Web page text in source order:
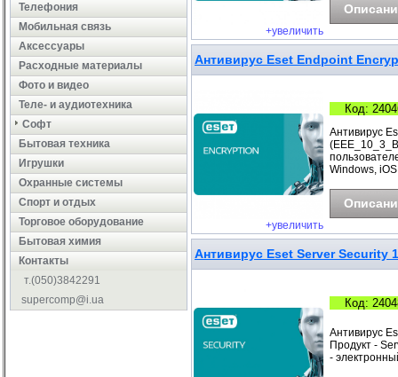
Телефония
Мобильная связь
Аксессуары
Расходные материалы
Фото и видео
Теле- и аудиотехника
Софт
Бытовая техника
Игрушки
Охранные системы
Cпорт и отдых
Торговое оборудование
Бытовая химия
Контакты
т.(050)3842291
supercomp@i.ua
+увеличить
Антивирус Eset Endpoint
+увеличить
Код:
Антивирус
Windows,
Антивирус Eset Server Security
Код:
Антивирус
Продукт -
-